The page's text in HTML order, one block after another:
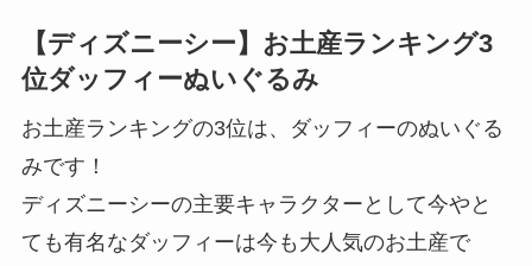
【ディズニーシー】お土産ランキング3
位ダッフィーぬいぐるみ
お土産ランキングの3位は、ダッフィーのぬいぐる
みです！
ディズニーシーの主要キャラクターとして今やと
ても有名なダッフィーは今も大人気のお土産で